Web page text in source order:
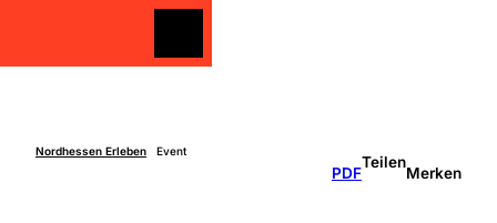
Nordhessen Erleben Event
PDF
Teilen
Merken